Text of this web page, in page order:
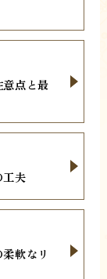
点と最
夫
軟なリ